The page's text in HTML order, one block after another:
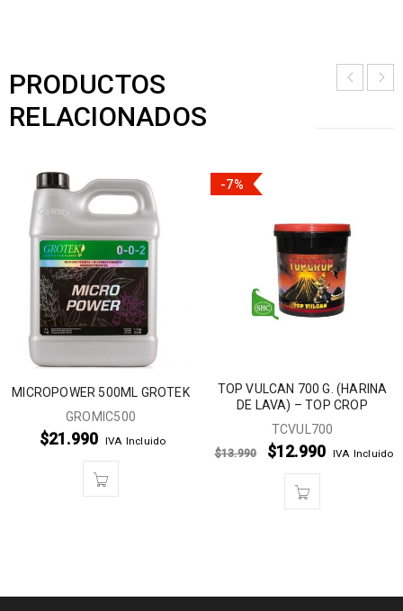
PRODUCTOS
RELACIONADOS
MICROPOWER 500ML GROTEK
GROMIC500
$21.990 IVA Incluido
-7%
TOP VULCAN 700 G. (HARINA
DE LAVA) – TOP CROP
TCVUL700
$13.990 $12.990 IVA Incluido